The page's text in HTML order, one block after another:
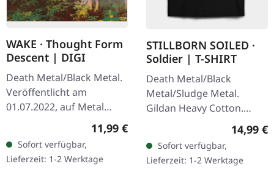
WAKE · Thought Form
Descent | DIGI
Death Metal/Black Metal.
Veröffentlicht am
01.07.2022, auf Metal
Blade Records. CD im
DigiPak mit 12-seitigem
Booklet. Infinite Inward
Swallow The…
Regulärer Preis:
11,99 €
Sofort verfügbar,
Lieferzeit: 1-2 Werktage
STILLBORN SOILED ·
Soldier | T-SHIRT
Death Metal/Black
Metal/Sludge Metal.
Gildan Heavy Cotton.
14,99 €
Sofort verfügbar,
Lieferzeit: 1-2 Werktage